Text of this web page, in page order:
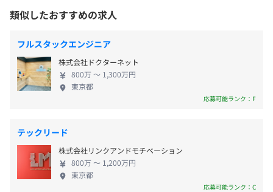
・メンター制
みも仕事以外の悩みも相談に乗りながら伴走します。
M1チップ以降のCPUを搭載したMacbook Proを支給
・東京メトロ 銀座線・丸ノ内線・日比谷線「銀座駅」C3
・JR各線、東京メトロ銀座線、都営浅草線、ゆりかもめ
「新橋駅」銀座口から徒歩6分
・JR 山手線・京浜東北線、東京メトロ 有楽町線「有楽町
駅」中央改札口から徒歩6分
年間休日118日
■完全週休2日制（土・日）
■産休・育休
■夏季休暇
■年末年始休暇
・通勤手当
産業界4位の売上高を誇っており、売上高は上場以来
13期連続で過去最高を更新しています。 その独創的
なビジネスモデルや戦略が高く評価され、2016年に
は、真にイノベーティブな企業に対して贈られるの
が「ポーター賞」を受賞しています。不動産業界に風
穴を開ける存在として注目されています。 仕入れか
ら販売、アフターサービスまでをグループで一貫し
強みに、徹底した需要分析に基づいた製品の提供を
実現。MARKET-INの考えを軸に事業を展開していま
す。 お客さまのライフスタイルの変化に伴うニーズ
をいち早くキャッチし、「東京に家を持つ」という
多くのお客さまの夢を叶え、これまで顕在化してい
類似したおすすめの求人
フルスタックエンジニア
株式会社ドクターネット
800万 〜 1,300万円
東京都
応募可能ランク：F
テックリード
株式会社リンクアンドモチベーション
800万 〜 1,200万円
東京都
応募可能ランク：C